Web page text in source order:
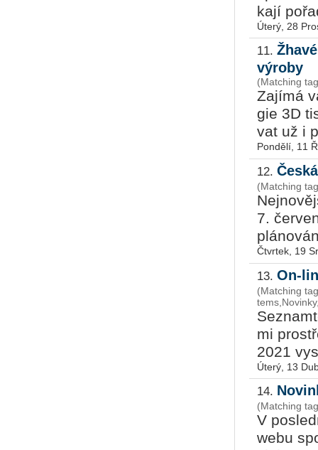
ka­jí
Úterý, 28
11.
výroby
(Matching
Za­jí­má
gie 3D
vat už i
Pondělí, 11
12.
(Matching
7.
Čtvrtek, 19
13. On-
(Matching
mi
2021
Úterý, 13
14.
(Matching
V
webu